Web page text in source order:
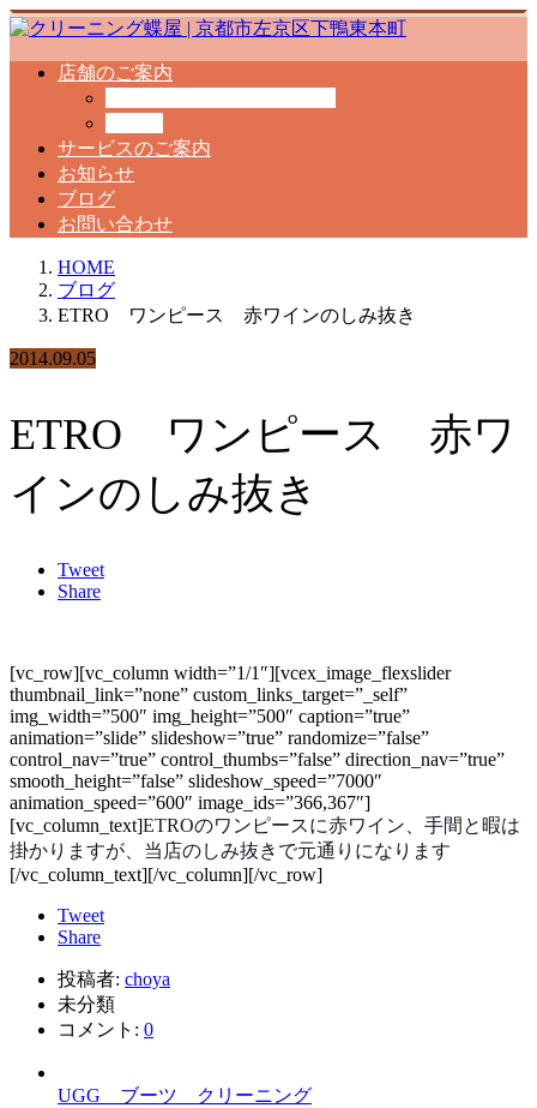
店舗のご案内
サービスのご案内
お知らせ
ブログ
お問い合わせ
HOME
ブログ
ETRO ワンピース 赤ワインのしみ抜き
2014.09.05
ETRO ワンピース 赤ワ
インのしみ抜き
Tweet
Share
[vc_row][vc_column width=”1/1″][vcex_image_flexslider
thumbnail_link=”none” custom_links_target=”_self”
img_width=”500″ img_height=”500″ caption=”true”
animation=”slide” slideshow=”true” randomize=”false”
control_nav=”true” control_thumbs=”false” direction_nav=”true”
smooth_height=”false” slideshow_speed=”7000″
animation_speed=”600″ image_ids=”366,367″]
[vc_column_text]ETROのワンピースに赤ワイン、手間と暇は
掛かりますが、当店のしみ抜きで元通りになります
[/vc_column_text][/vc_column][/vc_row]
Tweet
Share
投稿者: choya
未分類
コメント: 0
UGG ブーツ クリーニング